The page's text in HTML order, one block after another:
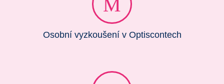
Osobní vyzkoušení v Optiscontech